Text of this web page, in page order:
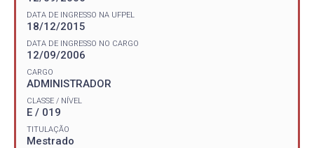
DATA DE INGRESSO NA UFPEL
18/12/2015
DATA DE INGRESSO NO CARGO
12/09/2006
CARGO
ADMINISTRADOR
CLASSE / NÍVEL
E / 019
TITULAÇÃO
Mestrado